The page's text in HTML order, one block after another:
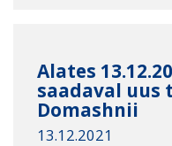
Alates
saadaval uus
Domashnii
13.12.2021